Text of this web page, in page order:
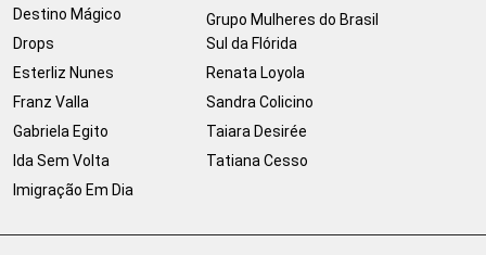
Destino Mágico
Drops
Esterliz Nunes
Franz Valla
Gabriela Egito
Ida Sem Volta
Imigração Em Dia
Grupo Mulheres do Brasil
Sul da Flórida
Renata Loyola
Sandra Colicino
Taiara Desirée
Tatiana Cesso